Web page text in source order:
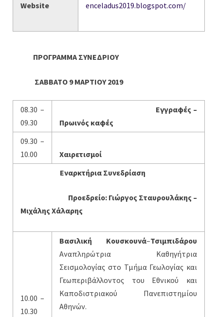
Website enceladus2019.blogspot.com/
ΠΡΟΓΡΑΜΜΑ ΣΥΝΕΔΡΙΟΥ
ΣΑΒΒΑΤΟ 9 ΜΑΡΤΙΟΥ 2019
08.30 –
09.30
Εγγραφές –
Πρωινός καφές
09.30 –
10.00
Χαιρετισμοί
Εναρκτήρια Συνεδρίαση
Προεδρείο: Γιώργος Σταυρουλάκης –
Μιχάλης Χάλαρης
10.00 –
10.30
Βασιλική Κουσκουνά–Τσιμπιδάρου
Αναπληρώτρια Καθηγήτρια
Σεισμολογίας στο Τμήμα Γεωλογίας και
Γεωπεριβάλλοντος του Εθνικού και
Καποδιστριακού Πανεπιστημίου
Αθηνών.